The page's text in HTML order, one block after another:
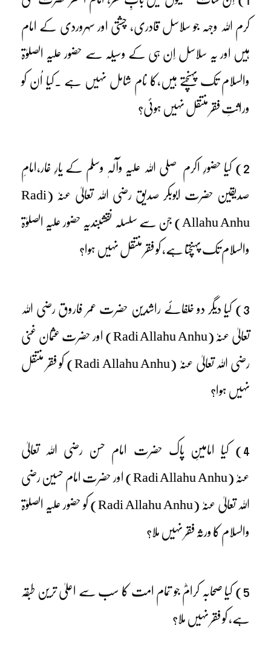
کرم اللہ وجہہ جو سلاسل قادری، چشتی اور سہروردی کے امام
ہیں اور یہ سلاسل اِن ہی کے وسیلہ سے حضور علیہ الصلوٰۃ
والسلام تک پہنچتے ہیں،کا نام شامل نہیں ہے ۔کیا اُن کو
وراثتِ فقر منتقل نہیں ہوئی؟
2) کیا حضورِ اکرم صلی اللہ علیہ وآلہٖ وسلم کے یارِ غار،امامِ
صدیقین حضرت ابوبکر صدیق رضی اللہ تعالیٰ عنہٗ (Radi
Allahu Anhu) جن سے سلسلہ نقشبندیہ حضور علیہ الصلوٰۃ
والسلام تک پہنچتا ہے، کو فقر منتقل نہیں ہوا؟
3) کیا دیگر دو خلفائے راشدین حضرت عمر فاروق رضی اللہ
تعالیٰ عنہٗ (Radi Allahu Anhu) اور حضرت عثمان غنی
رضی اللہ تعالیٰ عنہٗ (Radi Allahu Anhu) کو فقر منتقل
نہیں ہوا؟
4) کیا امامینِ پاک حضرت امام حسن رضی اللہ تعالیٰ
عنہٗ (Radi Allahu Anhu) اور حضرت امام حسین رضی
اللہ تعالیٰ عنہٗ (Radi Allahu Anhu) کو حضور علیہ الصلوٰۃ
والسلام کا ورثہ فقر نہیں ملا؟
5) کیا صحابہ کرامؓ جو تمام امت کا سب سے اعلیٰ ترین طبقہ
ہے، کو فقر نہیں ملا؟